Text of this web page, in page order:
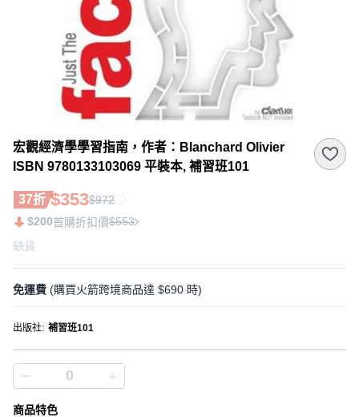
宏觀經濟學學習指南，作者：Blanchard Olivier
ISBN 9780133103069 平裝本, 補習班101
37折 $353$972
$200首購折扣價$553
缺貨
免運費 (購買火箭跨境商品達 $690 時)
出版社: 補習班101
商品特色